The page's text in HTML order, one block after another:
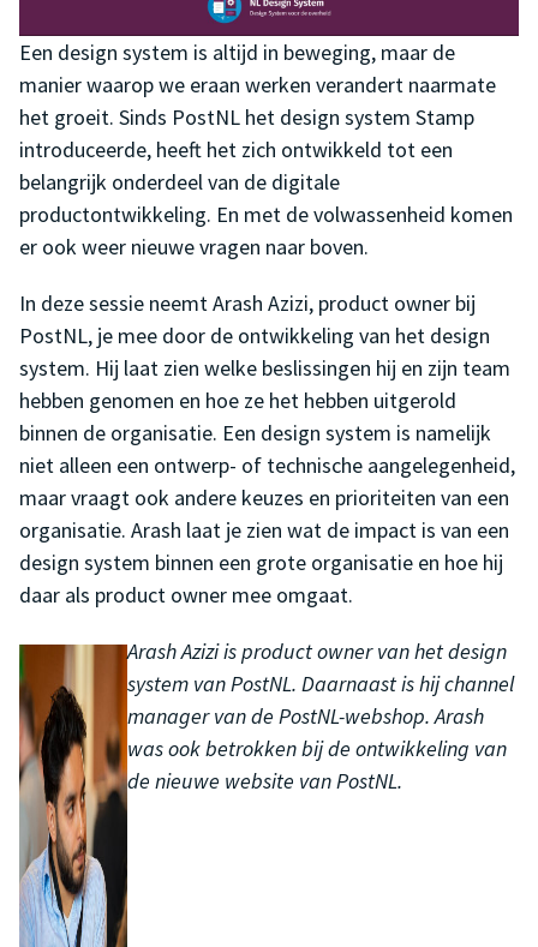
Een design system is altijd in beweging, maar de
manier waarop we eraan werken verandert naarmate
het groeit. Sinds PostNL het design system Stamp
introduceerde, heeft het zich ontwikkeld tot een
belangrijk onderdeel van de digitale
productontwikkeling. En met de volwassenheid komen
er ook weer nieuwe vragen naar boven.
In deze sessie neemt Arash Azizi, product owner bij
PostNL, je mee door de ontwikkeling van het design
system. Hij laat zien welke beslissingen hij en zijn team
hebben genomen en hoe ze het hebben uitgerold
binnen de organisatie. Een design system is namelijk
niet alleen een ontwerp- of technische aangelegenheid,
maar vraagt ook andere keuzes en prioriteiten van een
organisatie. Arash laat je zien wat de impact is van een
design system binnen een grote organisatie en hoe hij
daar als product owner mee omgaat.
Arash Azizi is product owner van het design
system van PostNL. Daarnaast is hij channel
manager van de PostNL-webshop. Arash
was ook betrokken bij de ontwikkeling van
de nieuwe website van PostNL.